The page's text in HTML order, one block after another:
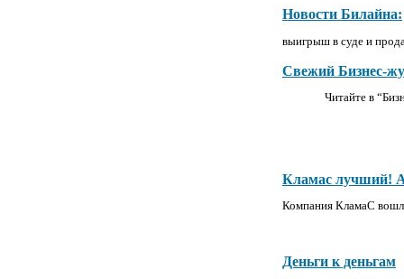
Новости Билайна:
выигрыш в суде и
Свежий Бизнес-
Читайте в
Кламас лучший!
Компания КламаС
Деньги к деньгам